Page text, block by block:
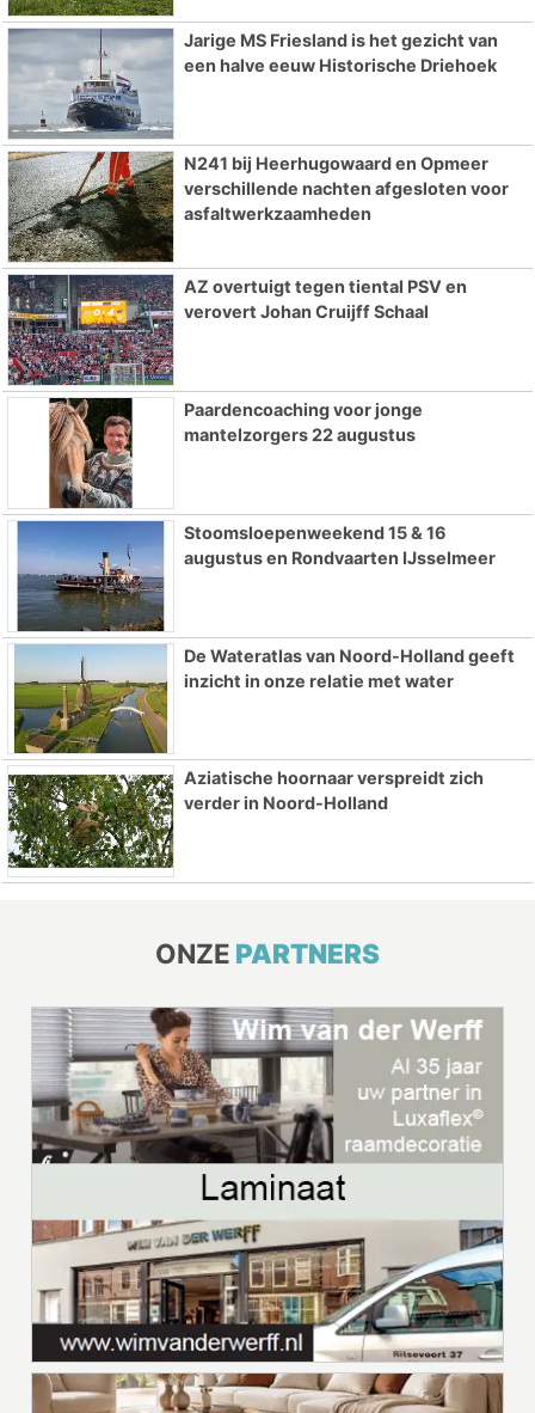
Jarige MS Friesland is het gezicht van
een halve eeuw Historische Driehoek
N241 bij Heerhugowaard en Opmeer
verschillende nachten afgesloten voor
asfaltwerkzaamheden
AZ overtuigt tegen tiental PSV en
verovert Johan Cruijff Schaal
Paardencoaching voor jonge
mantelzorgers 22 augustus
Stoomsloepenweekend 15 & 16
augustus en Rondvaarten IJsselmeer
De Wateratlas van Noord-Holland geeft
inzicht in onze relatie met water
Aziatische hoornaar verspreidt zich
verder in Noord-Holland
ONZE PARTNERS